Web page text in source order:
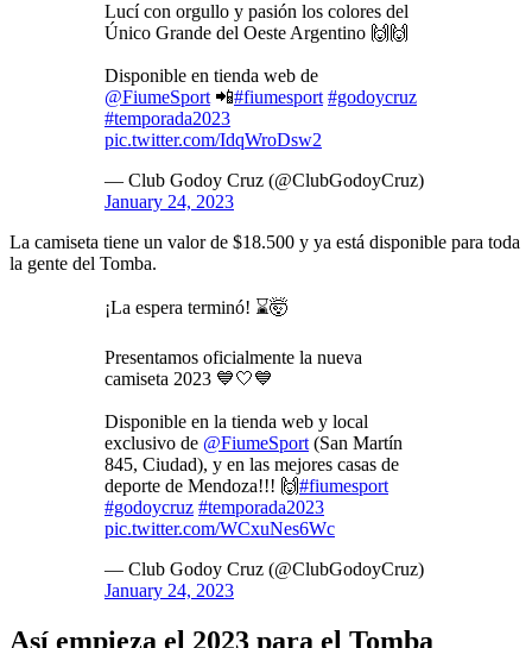
Lucí con orgullo y pasión los colores del
Único Grande del Oeste Argentino 🙌🙌
Disponible en tienda web de
@FiumeSport 📲#fiumesport #godoycruz
#temporada2023
pic.twitter.com/IdqWroDsw2
— Club Godoy Cruz (@ClubGodoyCruz)
January 24, 2023
La camiseta tiene un valor de $18.500 y ya está disponible para toda
la gente del Tomba.
¡La espera terminó! ⌛🤯
Presentamos oficialmente la nueva
camiseta 2023 💙🤍💙
Disponible en la tienda web y local
exclusivo de @FiumeSport (San Martín
845, Ciudad), y en las mejores casas de
deporte de Mendoza!!! 🙌#fiumesport
#godoycruz #temporada2023
pic.twitter.com/WCxuNes6Wc
— Club Godoy Cruz (@ClubGodoyCruz)
January 24, 2023
Así empieza el 2023 para el Tomba